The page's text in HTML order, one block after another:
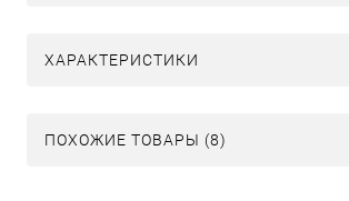
ХАРАКТЕРИСТИКИ
ПОХОЖИЕ ТОВАРЫ (8)